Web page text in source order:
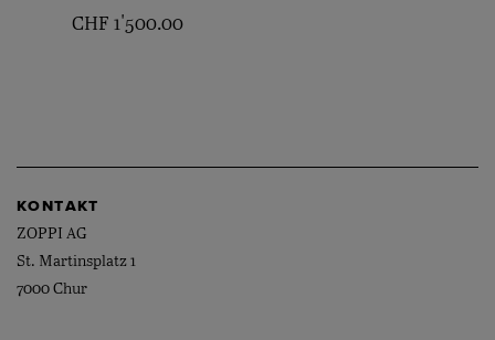
CHF 1'500.00
KONTAKT
ZOPPI AG
St. Martinsplatz 1
7000 Chur